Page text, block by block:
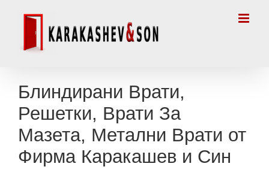
Блиндирани Врати,
Решетки, Врати За
Мазета, Метални Врати от
Фирма Каракашев и Син